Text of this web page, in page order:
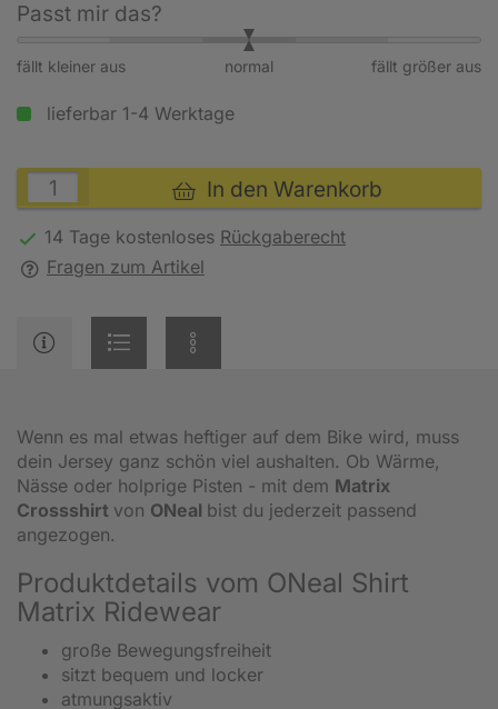
Passt mir das?
fällt kleiner aus fällt größer aus
normal
lieferbar 1-4 Werktage
In den Warenkorb
14 Tage kostenloses Rückgaberecht
Fragen zum Artikel
Wenn es mal etwas heftiger auf dem Bike wird, muss
dein Jersey ganz schön viel aushalten. Ob Wärme,
Nässe oder holprige Pisten - mit dem Matrix
Crossshirt von ONeal bist du jederzeit passend
angezogen.
Produktdetails vom ONeal Shirt
Matrix Ridewear
große Bewegungsfreiheit
sitzt bequem und locker
atmungsaktiv